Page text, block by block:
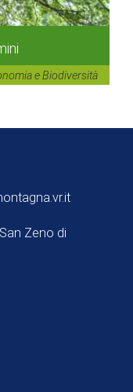
e Biodiversità
Zeno di